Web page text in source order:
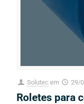
Solutec em 29/
Roletes para